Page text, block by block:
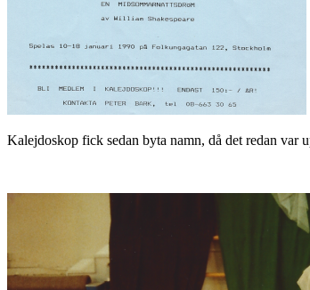
Kalejdoskop fick sedan byta namn, då det redan var